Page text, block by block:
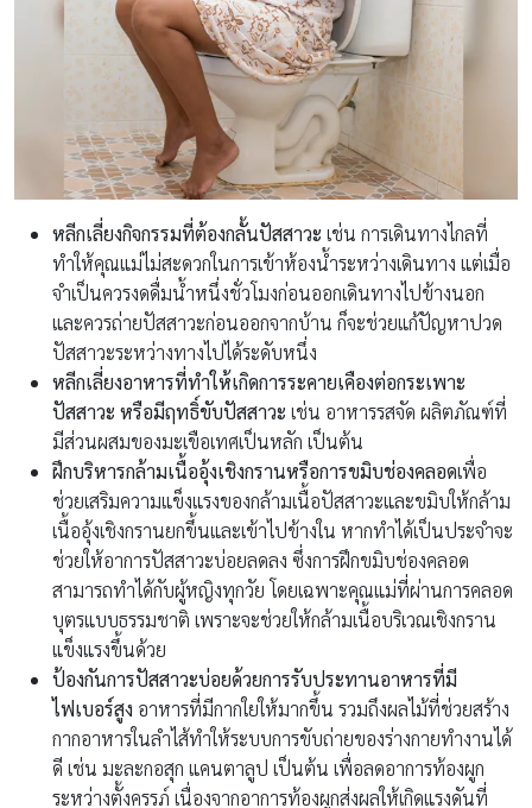
หลีกเลี่ยงกิจกรรมที่ต้องกลั้นปัสสาวะ เช่น การเดินทางไกลที่
ทำให้คุณแม่ไม่สะดวกในการเข้าห้องน้ำระหว่างเดินทาง แต่เมื่อ
จำเป็นควรงดดื่มน้ำหนึ่งชั่วโมงก่อนออกเดินทางไปข้างนอก
และควรถ่ายปัสสาวะก่อนออกจากบ้าน ก็จะช่วยแก้ปัญหาปวด
ปัสสาวะระหว่างทางไปได้ระดับหนึ่ง
หลีกเลี่ยงอาหารที่ทำให้เกิดการระคายเคืองต่อกระเพาะ
ปัสสาวะ หรือมีฤทธิ์ขับปัสสาวะ เช่น อาหารรสจัด ผลิตภัณฑ์ที่
มีส่วนผสมของมะเขือเทศเป็นหลัก เป็นต้น
ฝึกบริหารกล้ามเนื้ออุ้งเชิงกรานหรือการขมิบช่องคลอดเพื่อ
ช่วยเสริมความแข็งแรงของกล้ามเนื้อปัสสาวะและขมิบให้กล้าม
เนื้ออุ้งเชิงกรานยกขึ้นและเข้าไปข้างใน หากทำได้เป็นประจำจะ
ช่วยให้อาการปัสสาวะบ่อยลดลง ซึ่งการฝึกขมิบช่องคลอด
สามารถทำได้กับผู้หญิงทุกวัย โดยเฉพาะคุณแม่ที่ผ่านการคลอด
บุตรแบบธรรมชาติ เพราะจะช่วยให้กล้ามเนื้อบริเวณเชิงกราน
แข็งแรงขึ้นด้วย
ป้องกันการปัสสาวะบ่อยด้วยการรับประทานอาหารที่มี
ไฟเบอร์สูง อาหารที่มีกากใยให้มากขึ้น รวมถึงผลไม้ที่ช่วยสร้าง
กากอาหารในลำไส้ทำให้ระบบการขับถ่ายของร่างกายทำงานได้
ดี เช่น มะละกอสุก แคนตาลูป เป็นต้น เพื่อลดอาการท้องผูก
ระหว่างตั้งครรภ์ เนื่องจากอาการท้องผูกส่งผลให้เกิดแรงดันที่